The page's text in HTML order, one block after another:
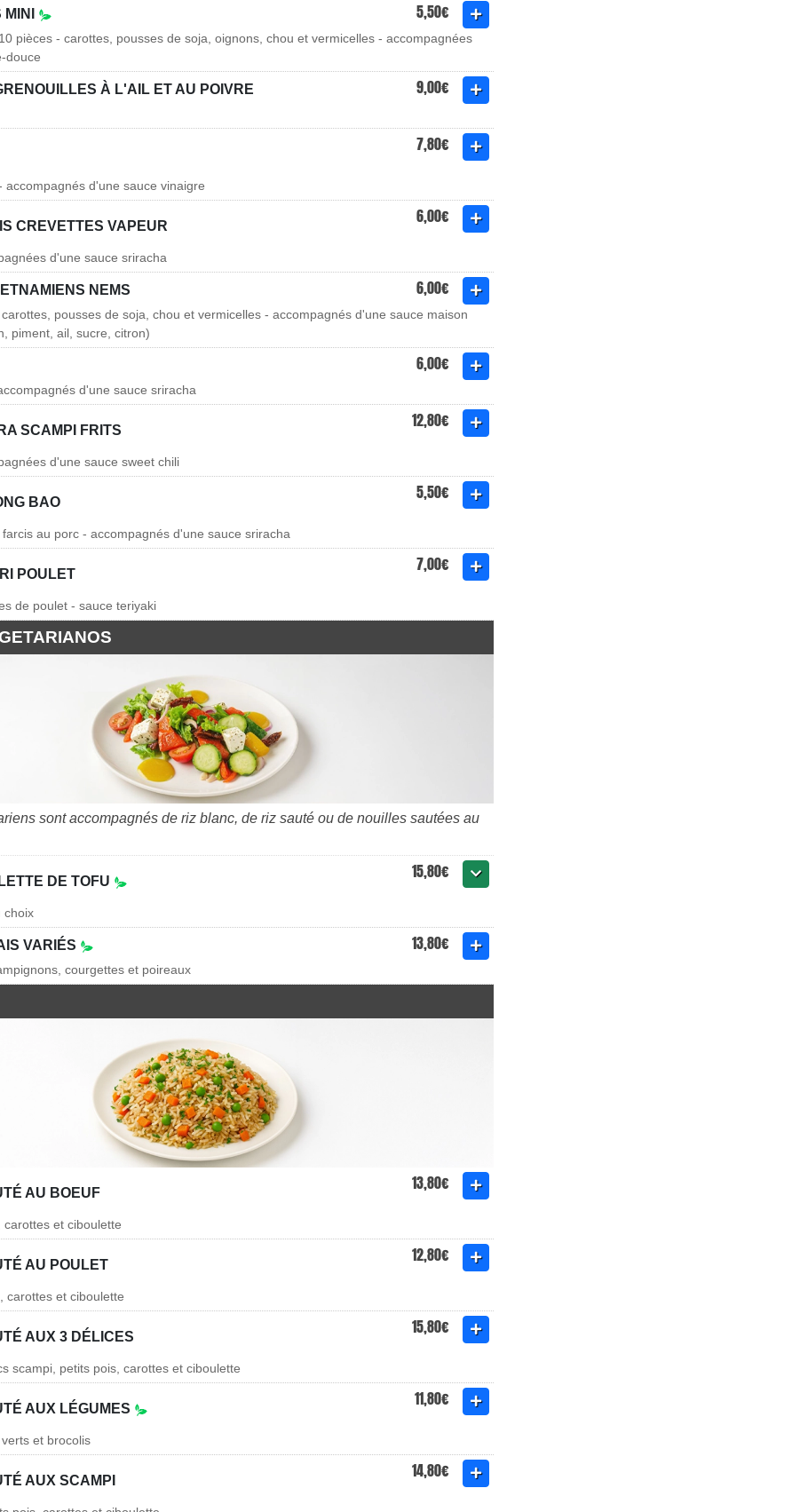
5,50€
10 pièces - carottes, pousses de soja, oignons, chou et vermicelles - accompagnées
douce
À L'AIL ET AU POIVRE 9,00€
7,80€
accompagnés d'une sauce vinaigre
CREVETTES VAPEUR 6,00€
d'une sauce sriracha
NEMS 6,00€
pousses de soja, chou et vermicelles - accompagnés d'une sauce maison
piment, ail, sucre, citron)
6,00€
d'une sauce sriracha
SCAMPI FRITS 12,80€
d'une sauce sweet chili
BAO 5,50€
au porc - accompagnés d'une sauce sriracha
POULET 7,00€
de poulet - sauce teriyaki
sont accompagnés de riz blanc, de riz sauté ou de nouilles sautées au
DE TOFU 15,80€
choix
VARIÉS 13,80€
courgettes et poireaux
AU BOEUF 13,80€
carottes et ciboulette
AU POULET 12,80€
carottes et ciboulette
AUX 3 DÉLICES 15,80€
scampi, petits pois, carottes et ciboulette
AUX LÉGUMES 11,80€
et brocolis
AUX SCAMPI 14,80€